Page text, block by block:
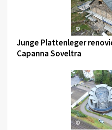
©
Junge Plattenleger
Capanna Soveltra
©